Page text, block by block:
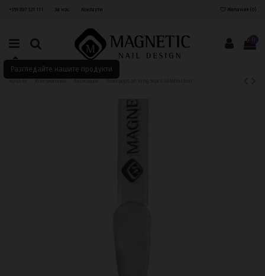
+359 897 321 111 За нас Контакти Желания (0)
Разгледайте нашите продукти
0
Начало Консумативи Аксесоари Colorpops on Ring 50pcs Stiletto Clear